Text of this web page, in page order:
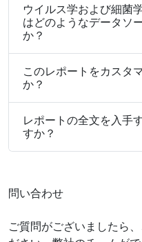
ウイルス学および細菌
はどのようなデータソ
か？
このレポートをカスタ
か？
レポートの全文を入手
すか？
問い合わせ
ご質問がございましたら